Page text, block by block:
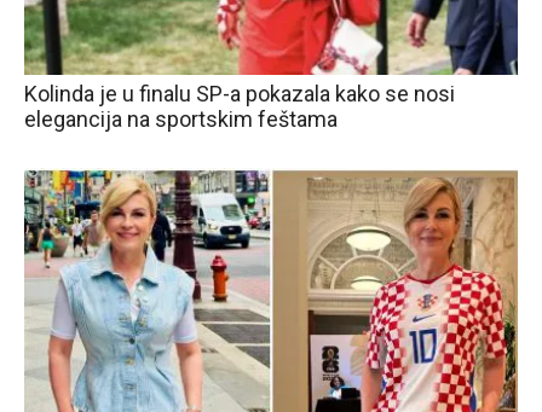
Kolinda je u finalu SP-a pokazala kako se nosi
elegancija na sportskim feštama